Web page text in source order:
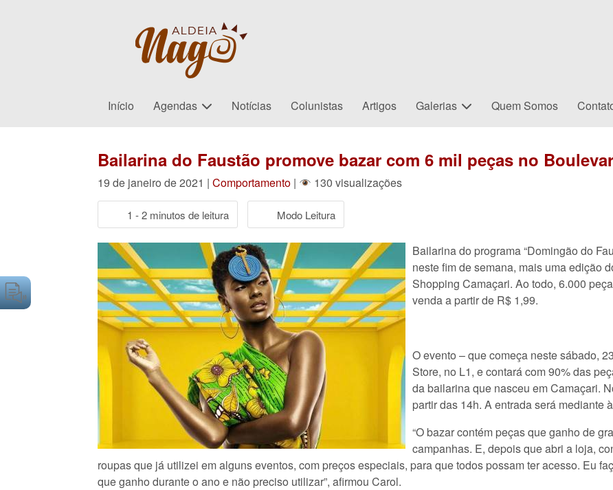
Início Agendas Notícias Colunistas Artigos Galerias Quem Somos
Bailarina do Faustão promove bazar com 6 mil peças no
19 de janeiro de 2021 | Comportamento | 130 visualizações
1 - 2 minutos de leitura Modo Leitura
Bailarina do programa “Domingão do
neste fim de semana, mais uma edição
Shopping Camaçari. Ao todo, 6.000
venda a partir de R$ 1,99.
O evento – que começa neste sábado,
Store, no L1, e contará com 90% das
da bailarina que nasceu em Camaçari.
partir das 14h. A entrada será mediante
“O bazar contém peças que ganho de
campanhas. E, depois que abri a loja,
roupas que já utilizei em alguns eventos, com preços especiais, para que todos possam ter acesso. Eu
que ganho durante o ano e não preciso utilizar”, afirmou Carol.